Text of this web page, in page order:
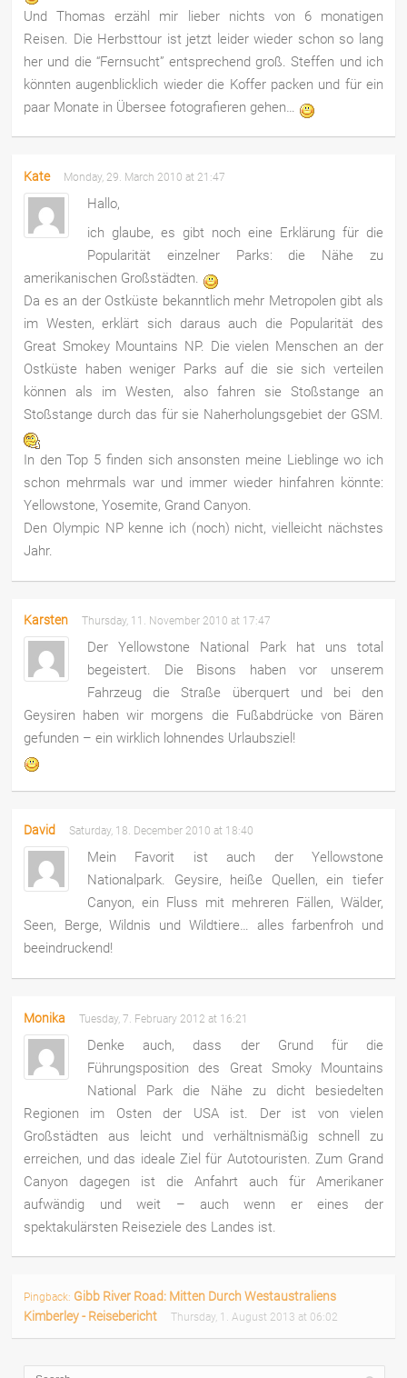
Und Thomas erzähl mir lieber nichts von 6 monatigen
Reisen. Die Herbsttour ist jetzt leider wieder schon so lang
her und die “Fernsucht” entsprechend groß. Steffen und ich
könnten augenblicklich wieder die Koffer packen und für ein
paar Monate in Übersee fotografieren gehen…
Kate Monday, 29. March 2010 at 21:47
Hallo,
ich glaube, es gibt noch eine Erklärung für die
Popularität einzelner Parks: die Nähe zu
amerikanischen Großstädten.
Da es an der Ostküste bekanntlich mehr Metropolen gibt als
im Westen, erklärt sich daraus auch die Popularität des
Great Smokey Mountains NP. Die vielen Menschen an der
Ostküste haben weniger Parks auf die sie sich verteilen
können als im Westen, also fahren sie Stoßstange an
Stoßstange durch das für sie Naherholungsgebiet der GSM.
In den Top 5 finden sich ansonsten meine Lieblinge wo ich
schon mehrmals war und immer wieder hinfahren könnte:
Yellowstone, Yosemite, Grand Canyon.
Den Olympic NP kenne ich (noch) nicht, vielleicht nächstes
Jahr.
Karsten Thursday, 11. November 2010 at 17:47
Der Yellowstone National Park hat uns total
begeistert. Die Bisons haben vor unserem
Fahrzeug die Straße überquert und bei den
Geysiren haben wir morgens die Fußabdrücke von Bären
gefunden – ein wirklich lohnendes Urlaubsziel!
David Saturday, 18. December 2010 at 18:40
Mein Favorit ist auch der Yellowstone
Nationalpark. Geysire, heiße Quellen, ein tiefer
Canyon, ein Fluss mit mehreren Fällen, Wälder,
Seen, Berge, Wildnis und Wildtiere… alles farbenfroh und
beeindruckend!
Monika Tuesday, 7. February 2012 at 16:21
Denke auch, dass der Grund für die
Führungsposition des Great Smoky Mountains
National Park die Nähe zu dicht besiedelten
Regionen im Osten der USA ist. Der ist von vielen
Großstädten aus leicht und verhältnismäßig schnell zu
erreichen, und das ideale Ziel für Autotouristen. Zum Grand
Canyon dagegen ist die Anfahrt auch für Amerikaner
aufwändig und weit – auch wenn er eines der
spektakulärsten Reiseziele des Landes ist.
Pingback: Gibb River Road: Mitten Durch Westaustraliens
Kimberley - Reisebericht
Thursday, 1. August 2013 at 06:02